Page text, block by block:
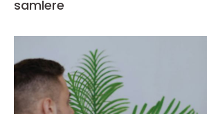
samlere